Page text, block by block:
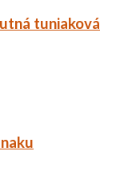
tuniaková